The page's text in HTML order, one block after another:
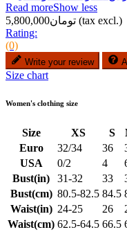
Read moreShow less
تومان5,800,000 (tax excl.)
Rating:
(0)
Write your review
Size chart
Women's clothing size
Size XS S
Euro
32/34 36
USA
0/2 4
Bust(in)
31-32 33
Bust(cm) 80.5-82.5 84.5
Waist(in) 24-25 26
Waist(cm) 62.5-64.5 66.5